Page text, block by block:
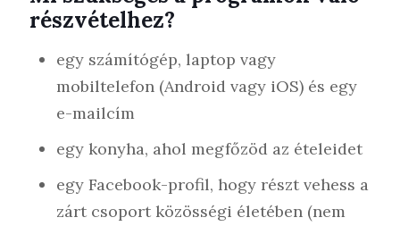
részvételhez?
egy számítógép, laptop vagy
mobiltelefon (Android vagy iOS) és egy
e-mailcím
egy konyha, ahol megfőzöd az ételeidet
egy Facebook-profil, hogy részt vehess a
zárt csoport közösségi életében (nem